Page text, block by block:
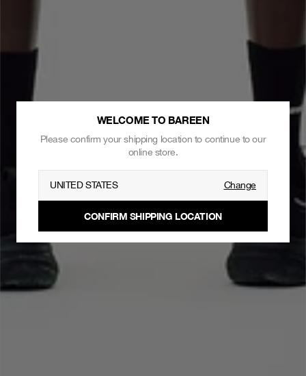
WELCOME TO BAREEN
Please confirm your shipping location to continue to our
online store.
UNITED STATES Change
CONFIRM SHIPPING LOCATION